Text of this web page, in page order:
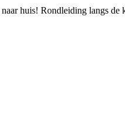
huis! Rondleiding langs